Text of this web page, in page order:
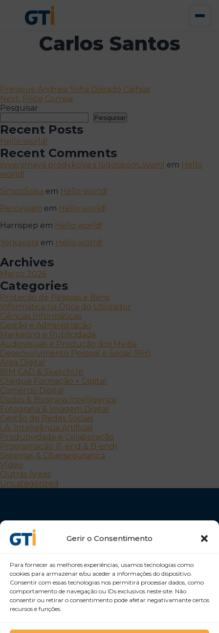
Gerir o Consentimento
Para fornecer as melhores experiências, usamos tecnologias como
cookies para armazenar e/ou aceder a informações do dispositivo.
Consentir com essas tecnologias nos permitirá processar dados, como
comportamento de navegação ou IDs exclusivos neste site. Não
consentir ou retirar o consentimento pode afetar negativamante certos
recursos e funções.
Carlos Santos
Navegação
de
artigos
Previous: Andreia Sofia Doirado Calhias
Next: Filipe Correia
Pesquisar
Pesquisar
Recent Posts
Hello world!
Recent Comments
syvenirnaya prodykciya s logotipom_woml em Hello
world!
SimonSoisa em Hello world!
Percywam em Hello world!
Harrispep em Hello world!
Yorkaxora em Hello world!
Archives
Março 2026
Categories
Proteção de Pessoas e Bens
Informática na Ótica do Utilizador
Ciências Informáticas
Gestão e Administração
Marketing e Publicidade
Audiovisuais e Produção dos Media
Desenvolvimento Pessoal e Social (RH)
Área Digital
BIM CAD & SketchUp
Cheque Formação + Digital
Comércio Digital
Dados & Business Intelligence
Fotografia & Imagem Digital
Gestão de Redes Sociais
I.A. Inteligência Artificial
Produtividade e Colaboração
Programação (F-end & B-end)
Sistemas & Cibersegurança
Vídeo
Outras Áreas
Uncategorized
Desenvolvemos Pessoas e Organizações
GTI Portugal – Formação Profissional, S.A.